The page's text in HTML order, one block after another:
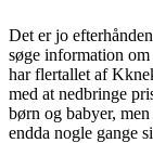
Det er jo
søge information
har flertallet af
med at nedbringe
børn og babyer,
endda nogle gange